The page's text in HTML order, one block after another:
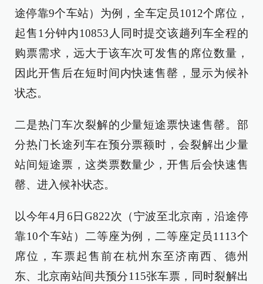
途停靠9个车站）为例，全车定员1012个席位，
起售1分钟内10853人同时提交该趟列车全程的
购票需求，远大于该车次可发售的席位数量，
因此开售后在短时间内快速售罄，显示为候补
状态。
二是热门车次裂解的少量短途票快速售罄。部
分热门长途列车在预分票额时，会裂解出少量
站间短途票，这类票数量少，开售后会快速售
罄、进入候补状态。
以今年4月6日G822次（宁波至北京南，沿途停
靠10个车站）二等座为例，二等座定员1113个
席位，车票起售前在杭州东至济南西、德州
东、北京南站间共预分115张车票，同时裂解出